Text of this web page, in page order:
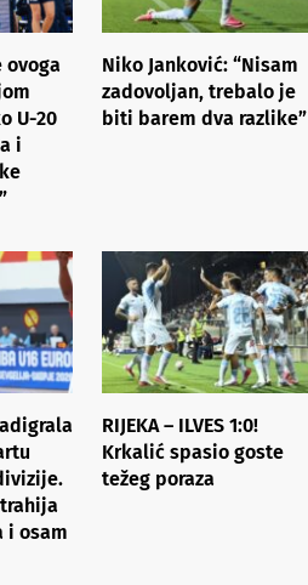
ovoga
U-20
i
Niko Janković: “Nisam
zadovoljan, trebalo je
biti barem dva razlike”
i osam
RIJEKA – ILVES 1:0!
Krkalić spasio goste
težeg poraza